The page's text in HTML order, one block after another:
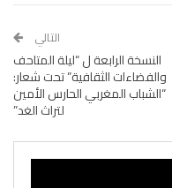
التالي
النسخة الرابعة ل “ليلة المتاحف
والفضاءات الثقافية” تحت شعار:
“الشباب المغربي الحارس الأمين
لتراث الغد”